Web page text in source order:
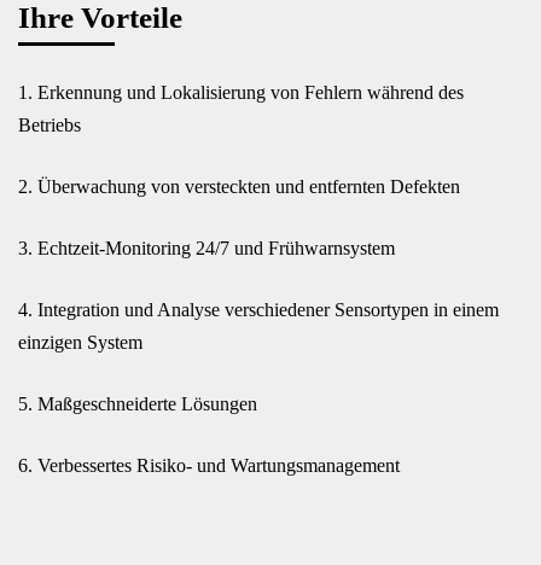
Ihre Vorteile
1. Erkennung und Lokalisierung von Fehlern während des
Betriebs
2. Überwachung von versteckten und entfernten Defekten
3. Echtzeit-Monitoring 24/7 und Frühwarnsystem
4. Integration und Analyse verschiedener Sensortypen in einem
einzigen System
5. Maßgeschneiderte Lösungen
6. Verbessertes Risiko- und Wartungsmanagement